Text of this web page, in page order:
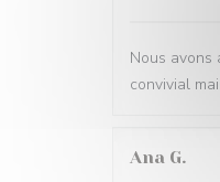
Nous avons
convivial
Ana G